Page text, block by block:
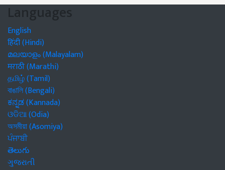
Languages
English
हिंदी (Hindi)
മലയാളം (Malayalam)
मराठी (Marathi)
தமிழ் (Tamil)
বাঙালি (Bengali)
ಕನ್ನಡ (Kannada)
ଓଡିଆ (Odia)
অসমীয়া (Asomiya)
ਪੰਜਾਬੀ
తెలుగు
ગુજરાતી